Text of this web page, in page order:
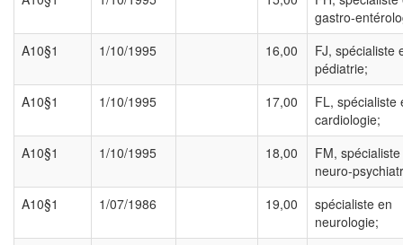
gastro-
A10§1
1/10/1995 16,00
FJ, spécialiste
pédiatrie;
A10§1
1/10/1995 17,00
FL, spécialiste
cardiologie;
A10§1
1/10/1995 18,00
FM,
neuro-
A10§1
1/07/1986 19,00
spécialiste en
neurologie;